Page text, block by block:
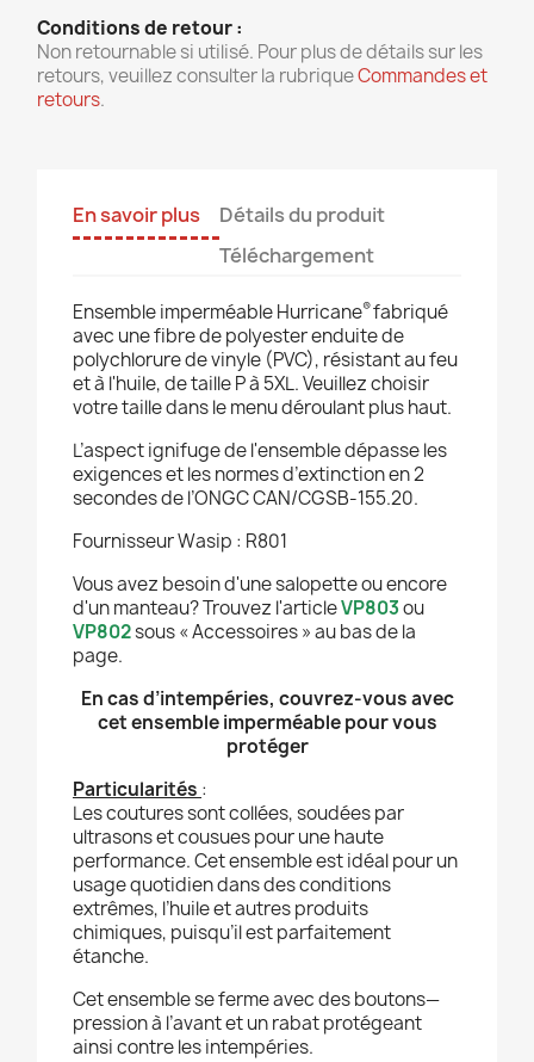
Conditions de retour :
Non retournable si utilisé. Pour plus de détails sur les
retours, veuillez consulter la rubriqueCommandes et
retours.
En savoir plus
Détails du produit
Téléchargement
Ensemble imperméable Hurricane®fabriqué
avec une fibre de polyester enduite de
polychlorure de vinyle (PVC), résistant au feu
et à l'huile, de taille P à 5XL. Veuillez choisir
votre taille dans le menu déroulant plus haut.
L’aspect ignifuge de l'ensemble dépasse les
exigences et les normes d’extinction en 2
secondes de l’ONGC CAN/CGSB-155.20.
Fournisseur Wasip : R801
Vous avez besoin d'une salopette ou encore
d'un manteau? Trouvez l'articleVP803ou
VP802sous « Accessoires » au bas de la
page.
En cas d’intempéries, couvrez-vous avec
cet ensemble imperméable pour vous
protéger
Particularités :
Les coutures sont collées, soudées par
ultrasons et cousues pour une haute
performance. Cet ensemble est idéal pour un
usage quotidien dans des conditions
extrêmes, l’huile et autres produits
chimiques, puisqu’il est parfaitement
étanche.
Cet ensemble se ferme avec des boutons—
pression à l’avant et un rabat protégeant
ainsi contre les intempéries.